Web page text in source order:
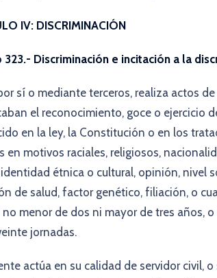
IV: DISCRIMINACIÓN
Discriminación e incitación a la
sí o mediante terceros, realiza actos
el reconocimiento, goce o ejercicio
en la ley, la Constitución o en los
en motivos raciales, religiosos,
étnica o cultural, opinión, nivel
de salud, factor genético, filiación, o
menor de dos ni mayor de tres años,
jornadas.
actúa en su calidad de servidor civil,